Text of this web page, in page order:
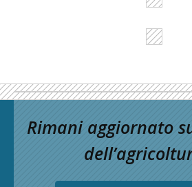
Rimani aggiornato